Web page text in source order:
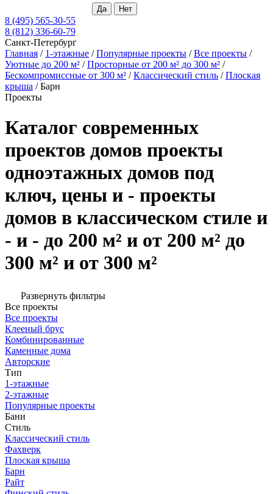
8 (495) 565-30-55
8 (812) 336-60-79
Санкт-Петербург
Главная / 1-этажные /Популярные проекты /Все проекты /
Уютные до 200 м² /Просторные от 200 м² до 300 м² /
Бескомпромиссные от 300 м² /Классический стиль /Плоская
крыша /Барн
Проекты
Каталог современных
проектов домов проекты
одноэтажных домов под
ключ, цены и - проекты
домов в классическом стиле и
- и - до 200 м² и от 200 м² до
300 м² и от 300 м²
Развернуть фильтры
Все проекты
Все проекты
Клееный брус
Комбинированные
Каменные дома
Авторские
Тип
1-этажные
2-этажные
Популярные проекты
Бани
Стиль
Классический стиль
Фахверк
Плоская крыша
Барн
Райт